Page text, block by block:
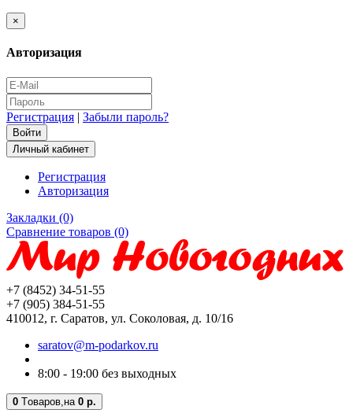
×
Авторизация
Регистрация | Забыли пароль?
Личный кабинет
Регистрация
Авторизация
Закладки (0)
Сравнение товаров (0)
+7 (8452) 34-51-55
+7 (905) 384-51-55
410012, г. Саратов, ул. Соколовая, д. 10/16
saratov@m-podarkov.ru
8:00 - 19:00 без выходных
0 Tоваров, на 0 р.